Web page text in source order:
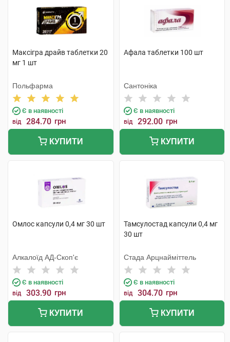
Максігра драйв таблетки 20
мг 1 шт
Польфарма
Є в наявності
від 284.70 грн
КУПИТИ
Афала таблетки 100 шт
Сантоніка
Є в наявності
від 292.00 грн
КУПИТИ
Омлос капсули 0,4 мг 30 шт
Алкалоїд АД-Скоп'є
Є в наявності
від 303.90 грн
КУПИТИ
Тамсулостад капсули 0,4 мг
30 шт
Стада Арцнайміттель
Є в наявності
від 304.70 грн
КУПИТИ